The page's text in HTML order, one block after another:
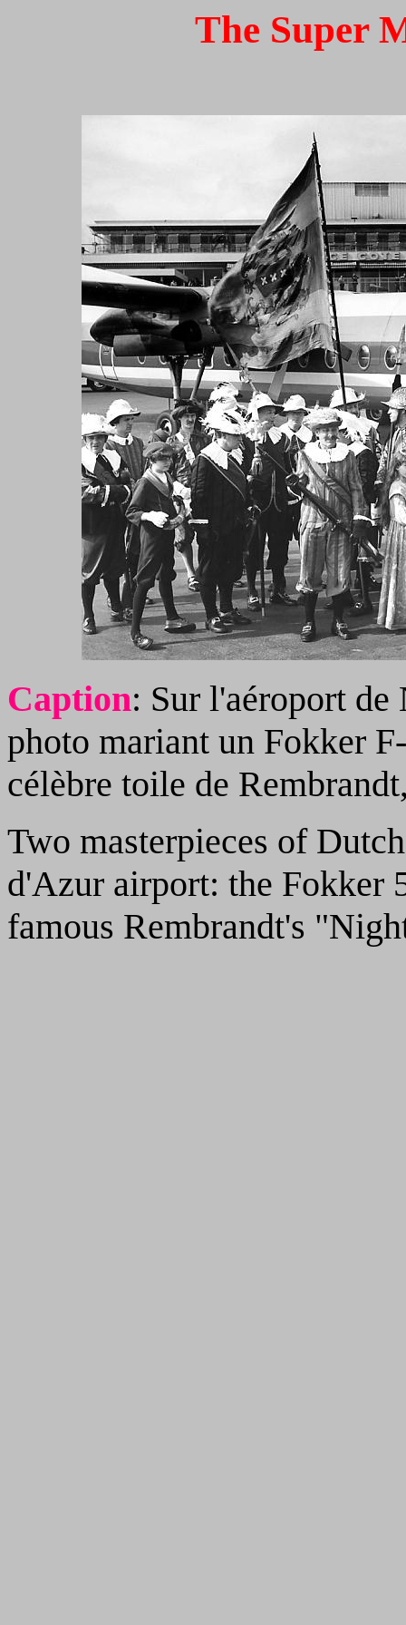
The Super
Caption: Sur l'aéroport
photo mariant un Fokker
célèbre toile de
Two masterpieces of
d'Azur airport: the Fokker
famous Rembrandt's